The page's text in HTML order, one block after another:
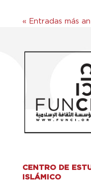
« Entradas más
CENTRO DE
ISLÁMICO